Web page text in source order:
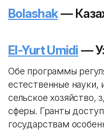
Bolashak—
El-Yurt Umidi —
Обе программы
естественные науки,
сельское хозяйство,
сферы. Гранты
государствам